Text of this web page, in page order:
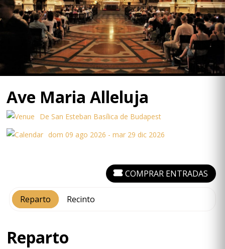
Ave Maria Alleluja
De San Esteban Basílica de Budapest
dom 09 ago 2026 - mar 29 dic 2026
Reparto Recinto
COMPRAR ENTRADAS
Reparto